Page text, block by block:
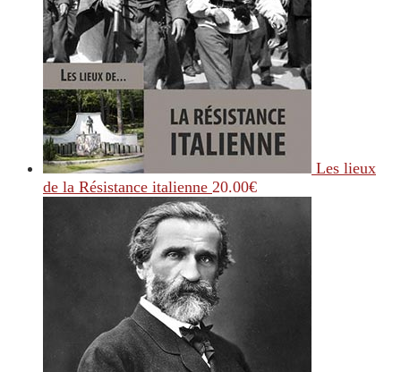
Les lieux
de la Résistance italienne 20.00€